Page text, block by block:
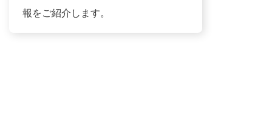
報をご紹介します。